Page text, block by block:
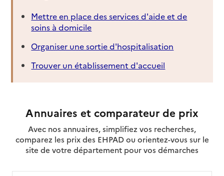
Mettre en place des services d'aide et de
soins à domicile
Organiser une sortie d'hospitalisation
Trouver un établissement d'accueil
Annuaires et comparateur de prix
Avec nos annuaires, simplifiez vos recherches,
comparez les prix des EHPAD ou orientez-vous sur le
site de votre département pour vos démarches